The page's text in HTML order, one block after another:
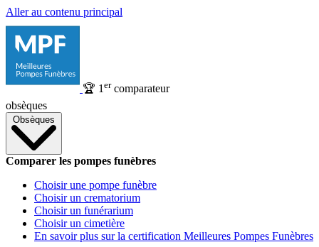
Aller au contenu principal
🏆 1 ercomparateur
obsèques
Obsèques
Comparer les pompes funèbres
Choisir une pompe funèbre
Choisir un crematorium
Choisir un funérarium
Choisir un cimetière
En savoir plus sur la certification Meilleures Pompes Funèbres